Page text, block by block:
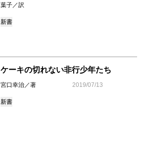
葉子／訳
新書
ケーキの切れない非行少年たち
宮口幸治／著 2019/07/13
新書